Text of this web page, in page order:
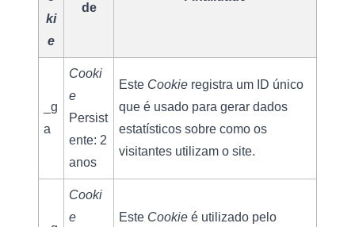
ki
e
de
_g
a
Cooki
e
Persist
ente: 2
anos
Este Cookie registra um ID único
que é usado para gerar dados
estatísticos sobre como os
visitantes utilizam o site.
Cooki
e
Este Cookie é utilizado pelo